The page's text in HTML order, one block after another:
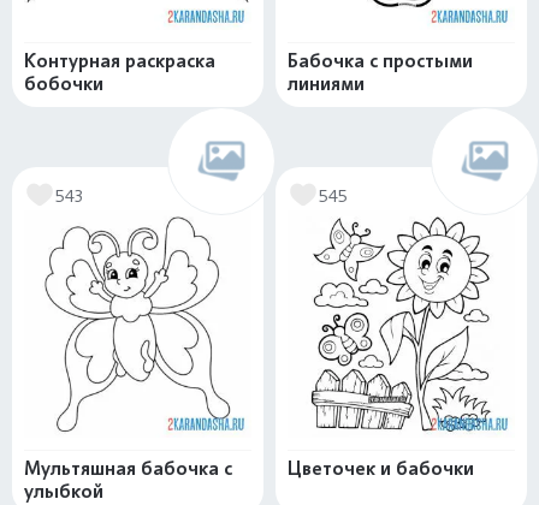
Контурная раскраска
бобочки
Бабочка с простыми
линиями
543
Мультяшная бабочка с
улыбкой
545
Цветочек и бабочки